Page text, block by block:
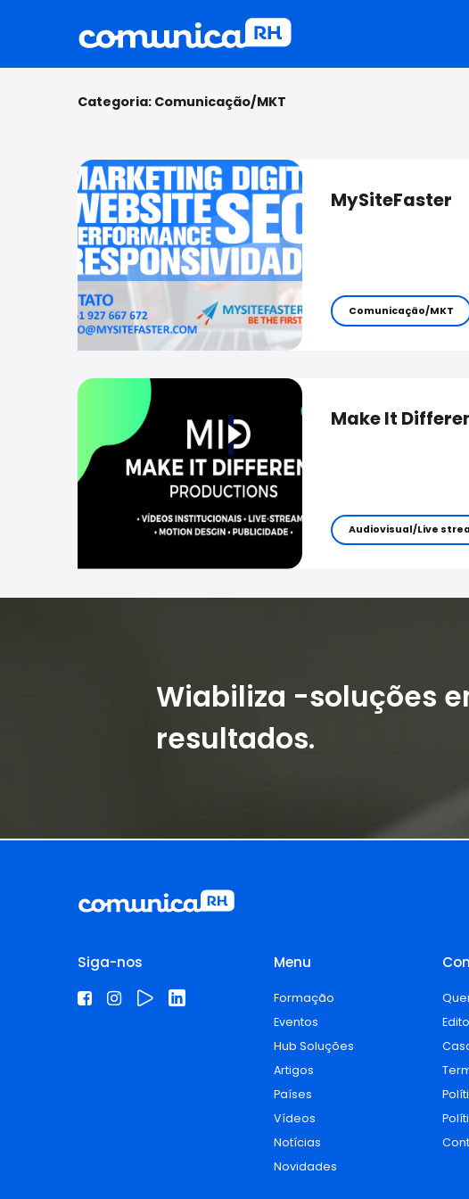
Categoria: Comunicação/MKT
MySiteFaster
Comunicação/MKT
Make It
Audiovisual/Live
Wiabiliza -soluções
resultados.
Siga-nos Menu
Formação
Eventos
Hub Soluções
Artigos
Países
Vídeos
Notícias
Novidades